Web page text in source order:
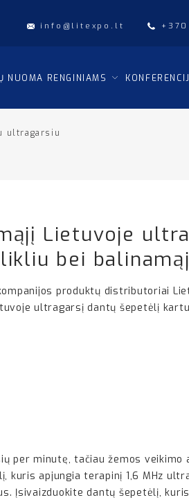
info@litexpo.lt
NUOMA RENGINIAMS
ultragarsiu
Lietuvoje
bei
produktų distributoriai
ultragarsį dantų šepetėlį
per minutę, tačiau žemos veikimo
apjungia terapinį 1,6 MHz
Įsivaizduokite dantų šepetėlį,